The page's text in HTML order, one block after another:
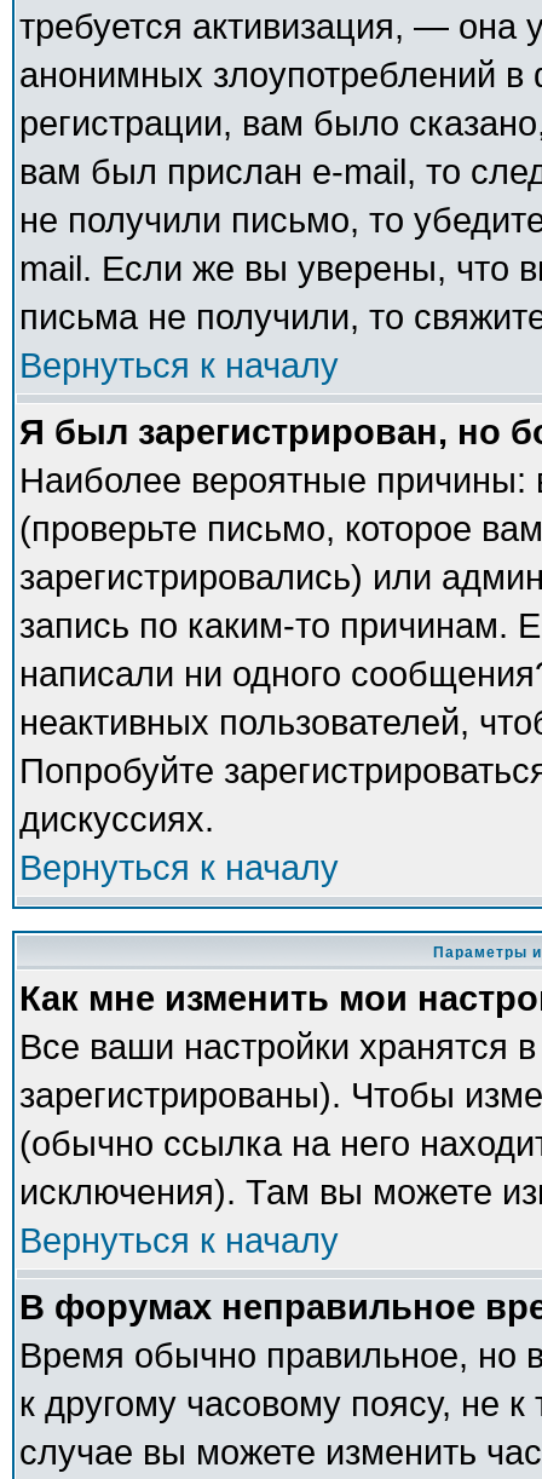
требуется активизация, — она
анонимных злоупотреблений
регистрации, вам было
вам был прислан e-mail, то
не получили письмо, то
mail. Если же вы уверены, что
письма не получили, то
Вернуться к началу
Я был зарегистрирован, но
Наиболее вероятные
(проверьте письмо, которое
зарегистрировались) или
запись по каким-то причинам.
написали ни одного
неактивных пользователей,
Попробуйте
дискуссиях.
Вернуться к началу
Параметры
Как мне изменить мои
Все ваши настройки хранятся
зарегистрированы). Чтобы
(обычно ссылка на него
исключения). Там вы можете
Вернуться к началу
В форумах неправильное
Время обычно правильное, но
к другому часовому поясу, не
случае вы можете изменить